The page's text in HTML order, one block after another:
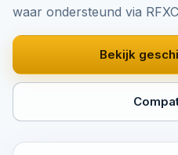
waar ondersteund via
Bekijk